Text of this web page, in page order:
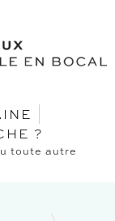
?
toute autre